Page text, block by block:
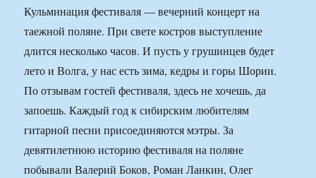
Кульминация фестиваля — вечерний концерт на
таежной поляне. При свете костров выступление
длится несколько часов. И пусть у грушинцев будет
лето и Волга, у нас есть зима, кедры и горы Шории.
По отзывам гостей фестиваля, здесь не хочешь, да
запоешь. Каждый год к сибирским любителям
гитарной песни присоединяются мэтры. За
девятилетнюю историю фестиваля на поляне
побывали Валерий Боков, Роман Ланкин, Олег